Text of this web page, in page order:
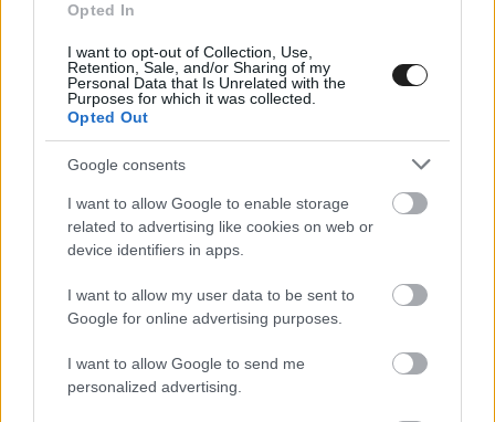
Opted In
I want to opt-out of Collection, Use,
Retention, Sale, and/or Sharing of my
Personal Data that Is Unrelated with the
Purposes for which it was collected.
Opted Out
Google consents
I want to allow Google to enable storage
related to advertising like cookies on web or
device identifiers in apps.
I want to allow my user data to be sent to
Google for online advertising purposes.
I want to allow Google to send me
personalized advertising.
megrendezésre a Kamionos
Fesztivál
Új helyszínen, és új időpontban rendezték meg, immáron
második alkalommal a Kamionos Fesztivált. Tavaly nyár
végén, még az écsi Rábaringen várták a kamionok
szerelmeseit, és aki esetleg lemaradt volna róla, ide kattintva
olvashat róla. Idén pedig már a pünkösdi hosszú hétvége volt
a fesztivál időpontja, és már Győrben, a Rába gyár korábbi
területén. Az új [&hellip;]